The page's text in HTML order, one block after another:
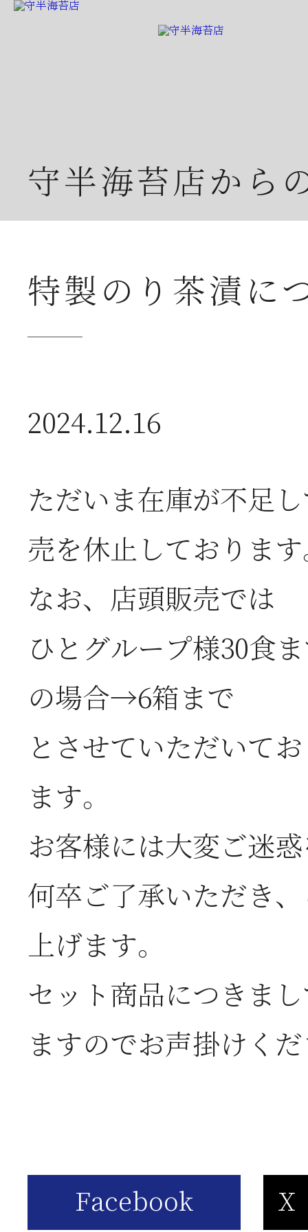
守半海苔店から
2026年07月23日
2026年07月23日
2026年07月08日
2026年07月01日
2026年06月28日
2026年06月05日
2026年05月23日
6
特製のり茶漬に
2024.12.16
ただいま在庫が不足
売を休止しておりま
なお、店頭販売では
ひとグループ様30食
の場合→6箱まで
とさせていただいて
ます。
お客様には大変ご迷
何卒ご了承いただき
上げます。
セット商品につきま
ますのでお声掛けく